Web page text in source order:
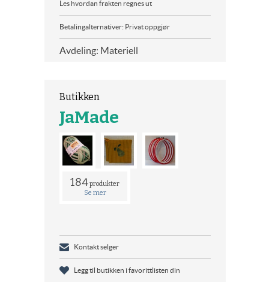
Les hvordan frakten regnes ut
Betalingalternativer: Privat oppgjør
Avdeling: Materiell
Butikken
JaMade
184produkter
Se mer
Kontakt selger
Legg til butikken i favorittlisten din